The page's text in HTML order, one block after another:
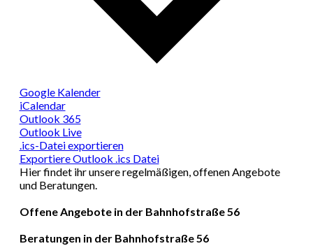
Google Kalender
iCalendar
Outlook 365
Outlook Live
.ics-Datei exportieren
Exportiere Outlook .ics Datei
Hier findet ihr unsere regelmäßigen, offenen Angebote
und Beratungen.
Offene Angebote in der Bahnhofstraße 56
Beratungen in der Bahnhofstraße 56